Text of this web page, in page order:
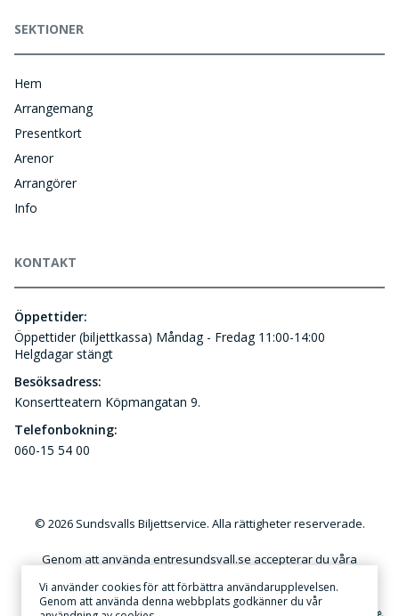
SEKTIONER
Hem
Arrangemang
Presentkort
Arenor
Arrangörer
Info
KONTAKT
Öppettider:
Öppettider (biljettkassa) Måndag - Fredag 11:00-14:00
Helgdagar stängt
Besöksadress:
Konsertteatern Köpmangatan 9.
Telefonbokning:
060-15 54 00
© 2026 Sundsvalls Biljettservice. Alla rättigheter reserverade.
Genom att använda entresundsvall.se accepterar du våra
innehållet på denna webbplats utan skriftlig tillåtelse är förbjudet.
Vi använder cookies för att förbättra användarupplevelsen.
Genom att använda denna webbplats godkänner du vår